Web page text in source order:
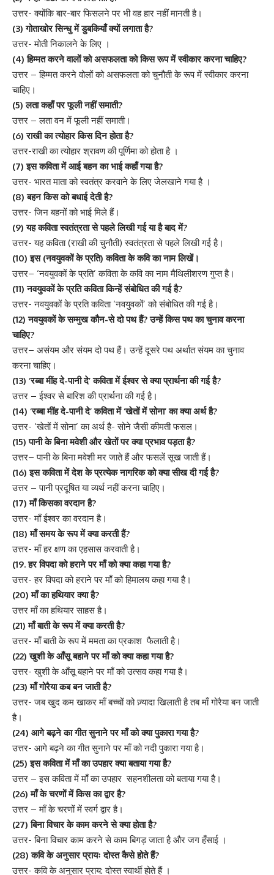
उत्तर- क्योंकि बार-बार फिसलने पर भी वह हार नहीं मानती है।
(3) गोताखोर सिन्धु में डुबकियाँ क्यों लगाता है?
उत्तर- मोती निकालने के लिए ।
(4) हिम्मत करने वालों को असफलता को किस रूप में स्वीकार करना चाहिए?
उत्तर – हिम्मत करने वोलों को असफलता को चुनौती के रूप में स्वीकार करना
चाहिए।
(5) लता कहाँ पर फूली नहीं समाती?
उत्तर – लता वन में फूली नहीं समाती।
(6) राखी का त्योहार किस दिन होता है?
उत्तर-राखी का त्योहार श्रावण की पूर्णिमा को होता है ।
(7) इस कविता में आई बहन का भाई कहाँ गया है?
उत्तर- भारत माता को स्वतंत्र करवाने के लिए जेलखाने गया है ।
(8) बहन किस को बधाई देती है?
उत्तर- जिन बहनों को भाई मिले हैं।
(9) यह कविता स्वतंत्रता से पहले लिखी गई या है बाद में?
उत्तर- यह कविता (राखी की चुनौती) स्वतंत्रता से पहले लिखी गई है।
(10) इस (नवयुवकों के प्रति) कविता के कवि का नाम लिखें।
उत्तर– ‘नवयुवकों के प्रति’ कविता के कवि का नाम मैथिलीशरण गुप्त है।
(11) नवयुवकों के प्रति कविता किन्हें संबोधित की गई है?
उत्तर- नवयुवकों के प्रति कविता ‘नवयुवकों’ को संबोधित की गई है।
(12) नवयुवकों के सम्मुख कौन-से दो पथ हैं? उन्हें किस पथ का चुनाव करना
चाहिए?
उत्तर– असंयम और संयम दो पथ हैं। उन्हें दूसरे पथ अर्थात संयम का चुनाव
करना चाहिए।
(13) ‘रब्बा मींह दे-पानी दे’ कविता में ईश्वर से क्या प्रार्थना की गई है?
उत्तर – ईश्वर से बारिश की प्रार्थना की गई है।
(14) ‘रब्बा मींह दे-पानी दे’ कविता में ‘खेतों में सोना’ का क्या अर्थ है?
उत्तर- ‘खेतों में सोना’ का अर्थ है- सोने जैसी कीमती फसल।
(15) पानी के बिना मवेशी और खेतों पर क्या प्रभाव पड़ता है?
उत्तर– पानी के बिना मवेशी मर जाते हैं और फसलें सूख जाती हैं।
(16) इस कविता में देश के प्रत्येक नागरिक को क्या सीख दी गई है?
उत्तर – पानी प्रदूषित या व्यर्थ नहीं करना चाहिए।
(17) माँ किसका वरदान है?
उत्तर- माँ ईश्वर का वरदान है।
(18) माँ समय के रूप में क्या करती हैं?
उत्तर- माँ हर क्षण का एहसास करवाती है।
(19. हर विपदा को हराने पर माँ को क्या कहा गया है?
उत्तर- हर विपदा को हराने पर माँ को हिमालय कहा गया है।
(20) माँ का हथियार क्या है?
उत्तर माँ का हथियार साहस है।
(21) माँ बाती के रूप में क्या करती है?
उत्तर- माँ बाती के रूप में ममता का प्रकाश फैलाती है।
(22) खुशी के आँसू बहाने पर माँ को क्या कहा गया है?
उत्तर- खुशी के आँसू बहाने पर माँ को उत्सव कहा गया है।
(23) माँ गोरैया कब बन जाती है?
उत्तर- जब खुद कम खाकर माँ बच्चों को ज़्यादा खिलाती है तब माँ गोरैया बन जाती
है।
(24) आगे बढ़ने का गीत सुनाने पर माँ को क्या पुकारा गया है?
उत्तर- आगे बढ़ने का गीत सुनाने पर माँ को नदी पुकारा गया है।
(25) इस कविता में माँ का उपहार क्या बताया गया है?
उत्तर – इस कविता में माँ का उपहार सहनशीलता को बताया गया है।
(26) माँ के चरणों में किस का द्वार है?
उत्तर – माँ के चरणों में स्वर्ग द्वार है।
(27) बिना विचार के काम करने से क्या होता है?
उत्तर- बिना विचार काम करने से काम बिगड़ जाता है और जग हँसाई ।
(28) कवि के अनुसार प्रायः दोस्त कैसे होते हैं?
उत्तर- कवि के अनुसार प्राय: दोस्त स्वार्थी होते हैं ।